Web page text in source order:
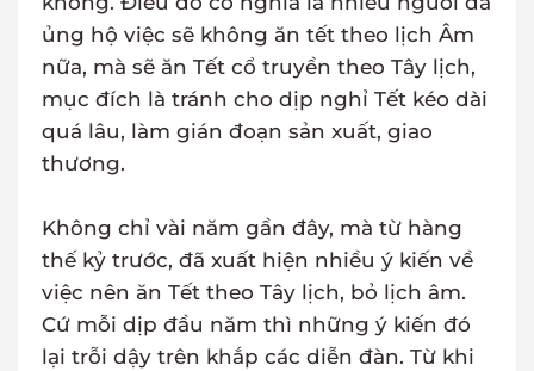
ủng hộ việc sẽ không ăn tết theo lịch Âm
nữa, mà sẽ ăn Tết cổ truyền theo Tây lịch,
mục đích là tránh cho dịp nghỉ Tết kéo dài
quá lâu, làm gián đoạn sản xuất, giao
thương.
Không chỉ vài năm gần đây, mà từ hàng
thế kỷ trước, đã xuất hiện nhiều ý kiến về
việc nên ăn Tết theo Tây lịch, bỏ lịch âm.
Cứ mỗi dịp đầu năm thì những ý kiến đó
lại trỗi dậy trên khắp các diễn đàn. Từ khi